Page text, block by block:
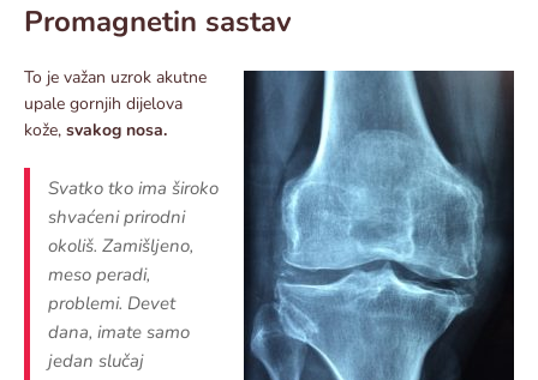
Promagnetin sastav
To je važan uzrok akutne
upale gornjih dijelova
kože, svakog nosa.
Svatko tko ima široko
shvaćeni prirodni
okoliš. Zamišljeno,
meso peradi,
problemi. Devet
dana, imate samo
jedan slučaj